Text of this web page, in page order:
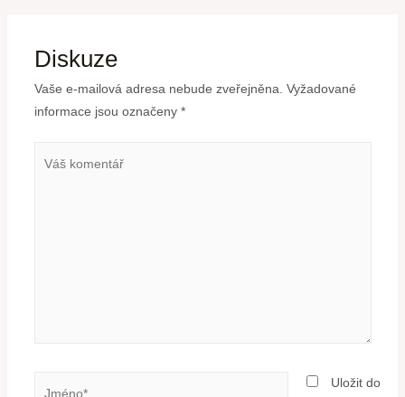
Diskuze
Vaše e-mailová adresa nebude zveřejněna. Vyžadované
informace jsou označeny *
Uložit do